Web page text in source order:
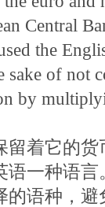
Central
the
sake of not
by
着它的
一种语
语种，